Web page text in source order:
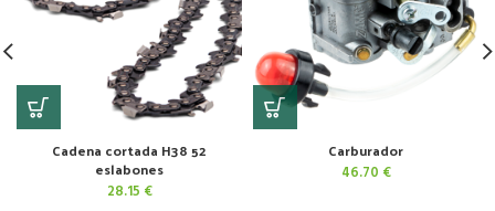
Cadena cortada H38 52
eslabones
28.15 €
Carburador
46.70 €